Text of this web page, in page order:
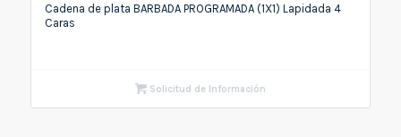
Cadena de plata BARBADA PROGRAMADA (1X1) Lapidada 4
Caras
Solicitud de Información